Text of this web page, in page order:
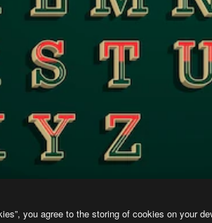
you agree to the storing of cookies on your